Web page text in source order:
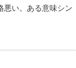
悪い。ある意味シン